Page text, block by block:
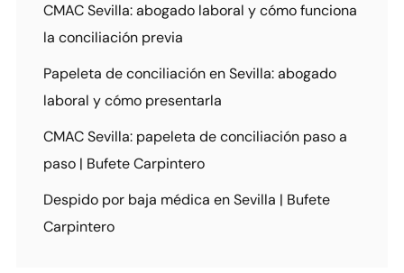
CMAC Sevilla: abogado laboral y cómo funciona
la conciliación previa
Papeleta de conciliación en Sevilla: abogado
laboral y cómo presentarla
CMAC Sevilla: papeleta de conciliación paso a
paso | Bufete Carpintero
Despido por baja médica en Sevilla | Bufete
Carpintero